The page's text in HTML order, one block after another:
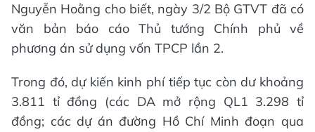
Nguyễn Hoằng cho biết, ngày 3/2 Bộ GTVT đã có
văn bản báo cáo Thủ tướng Chính phủ về
phương án sử dụng vốn TPCP lần 2.
Trong đó, dự kiến kinh phí tiếp tục còn dư khoảng
3.811 tỉ đồng (các DA mở rộng QL1 3.298 tỉ
đồng; các dự án đường Hồ Chí Minh đoạn qua